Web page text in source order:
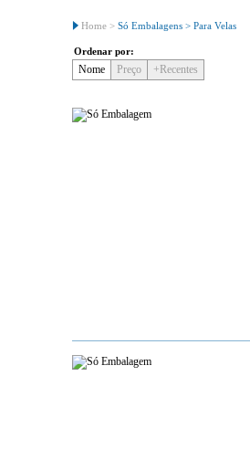
Home > Só Embalagens > Para Velas
Ordenar por:
Nome Preço +Recentes